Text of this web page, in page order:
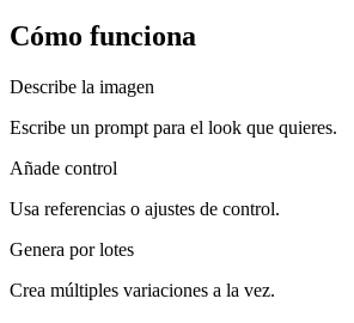
Cómo funciona
Describe la imagen
Escribe un prompt para el look que quieres.
Añade control
Usa referencias o ajustes de control.
Genera por lotes
Crea múltiples variaciones a la vez.